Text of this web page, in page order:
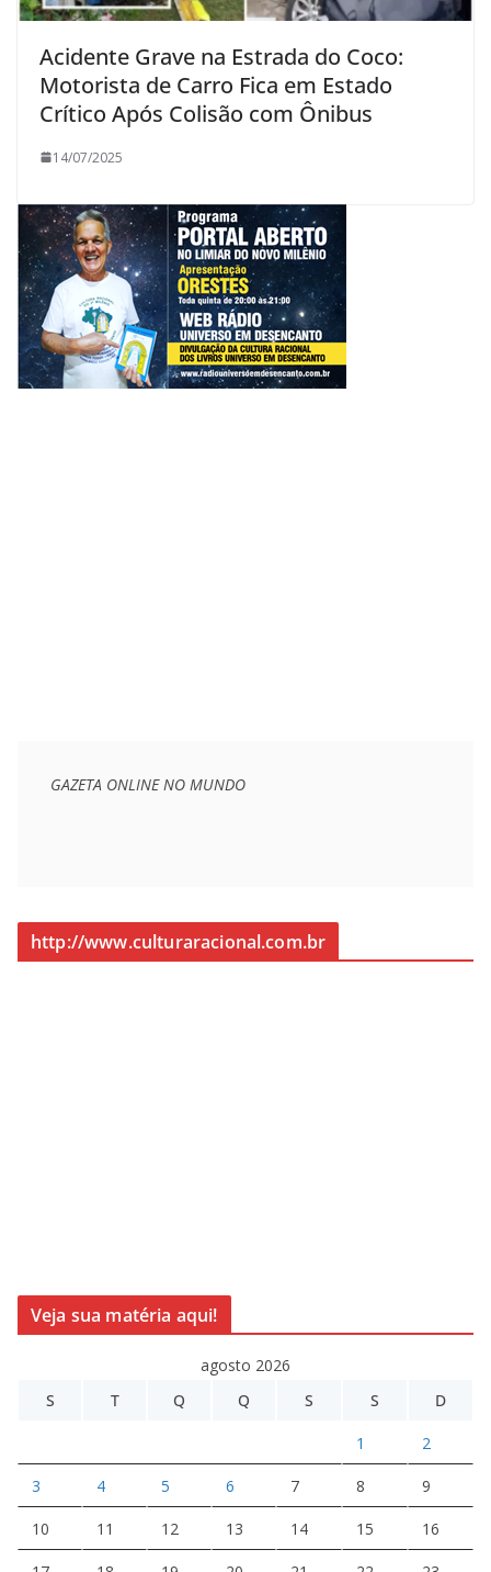
Acidente Grave na Estrada do Coco:
Motorista de Carro Fica em Estado
Crítico Após Colisão com Ônibus
14/07/2025
GAZETA ONLINE NO MUNDO
http://www.culturaracional.com.br
Veja sua matéria aqui!
agosto 2026
S
T Q Q S S D
1 2
3 4 5 6 7 8 9
10 11 12 13 14 15 16